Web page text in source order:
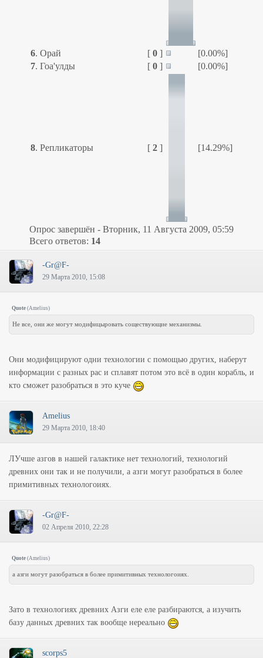
6. Орай [ 0 ]
[0.00%]
7. Гоа'улды [ 0 ] [0.00%]
8. Репликаторы [ 2 ] [14.29%]
Опрос завершён - Вторник, 11 Августа 2009, 05:59
Всего ответов: 14
-Gr@F-
29 Марта 2010, 15:08
Quote (Amelius)
Не все, они же могут модифицыровать соществующие механизмы.
Они модифицируют одни технологии с помощью других, наберут
информации с разных рас и сплавят потом это всё в один корабль, и
кто сможет разобраться в это куче
Amelius
29 Марта 2010, 18:40
ЛУчше азгов в нашей галактике нет технологий, технологий
древних они так и не получили, а азги могут разобраться в более
примитивных технологоиях.
-Gr@F-
02 Апреля 2010, 22:28
Quote (Amelius)
а азги могут разобраться в более примитивных технологоиях.
Зато в технологиях древних Азги еле еле разбираются, а изучить
базу данных древних так вообще нереально
scorps5